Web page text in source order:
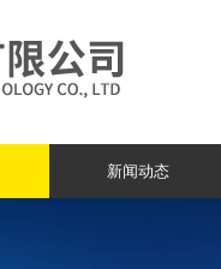
新闻动态